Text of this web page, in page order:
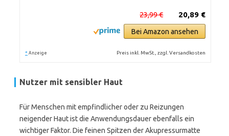
20,89 €
23,99 €
Bei Amazon ansehen
* Anzeige Preis inkl. MwSt., zzgl. Versandkosten
Nutzer mit sensibler Haut
Für Menschen mit empfindlicher oder zu Reizungen
neigender Haut ist die Anwendungsdauer ebenfalls ein
wichtiger Faktor. Die feinen Spitzen der Akupressurmatte